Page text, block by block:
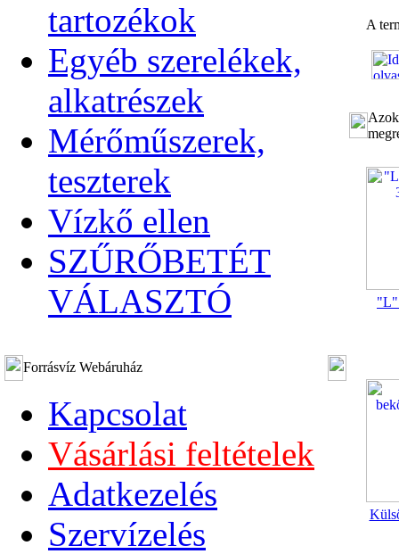
tartozékok
Egyéb szerelékek,
alkatrészek
Mérőműszerek,
teszterek
Vízkő ellen
SZŰRŐBETÉT
VÁLASZTÓ
Forrásvíz Webáruház
Kapcsolat
Vásárlási feltételek
Adatkezelés
Szervízelés
A
"L"